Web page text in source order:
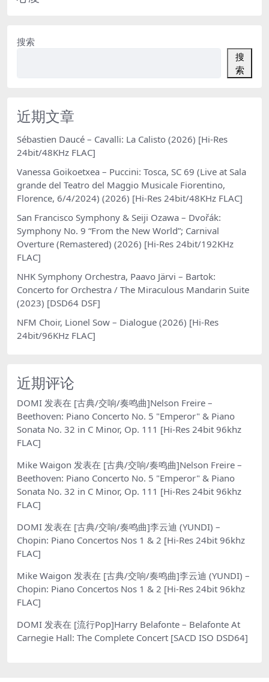
搜索
搜
索
近期文章
Sébastien Daucé – Cavalli: La Calisto (2026) [Hi-Res
24bit/48KHz FLAC]
Vanessa Goikoetxea – Puccini: Tosca, SC 69 (Live at Sala
grande del Teatro del Maggio Musicale Fiorentino,
Florence, 6/4/2024) (2026) [Hi-Res 24bit/48KHz FLAC]
San Francisco Symphony & Seiji Ozawa – Dvořák:
Symphony No. 9 “From the New World”; Carnival
Overture (Remastered) (2026) [Hi-Res 24bit/192KHz
FLAC]
NHK Symphony Orchestra, Paavo Järvi – Bartok:
Concerto for Orchestra / The Miraculous Mandarin Suite
(2023) [DSD64 DSF]
NFM Choir, Lionel Sow – Dialogue (2026) [Hi-Res
24bit/96KHz FLAC]
近期评论
DOMI 发表在 [古典/交响/奏鸣曲]Nelson Freire –
Beethoven: Piano Concerto No. 5 "Emperor" & Piano
Sonata No. 32 in C Minor, Op. 111 [Hi-Res 24bit 96khz
FLAC]
Mike Waigon 发表在 [古典/交响/奏鸣曲]Nelson Freire –
Beethoven: Piano Concerto No. 5 "Emperor" & Piano
Sonata No. 32 in C Minor, Op. 111 [Hi-Res 24bit 96khz
FLAC]
DOMI 发表在 [古典/交响/奏鸣曲]李云迪 (YUNDI) –
Chopin: Piano Concertos Nos 1 & 2 [Hi-Res 24bit 96khz
FLAC]
Mike Waigon 发表在 [古典/交响/奏鸣曲]李云迪 (YUNDI) –
Chopin: Piano Concertos Nos 1 & 2 [Hi-Res 24bit 96khz
FLAC]
DOMI 发表在 [流行Pop]Harry Belafonte – Belafonte At
Carnegie Hall: The Complete Concert [SACD ISO DSD64]